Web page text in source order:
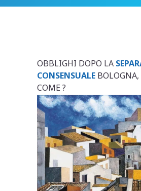
OBBLIGHI DOPO LA
CONSENSUALE
COME ?